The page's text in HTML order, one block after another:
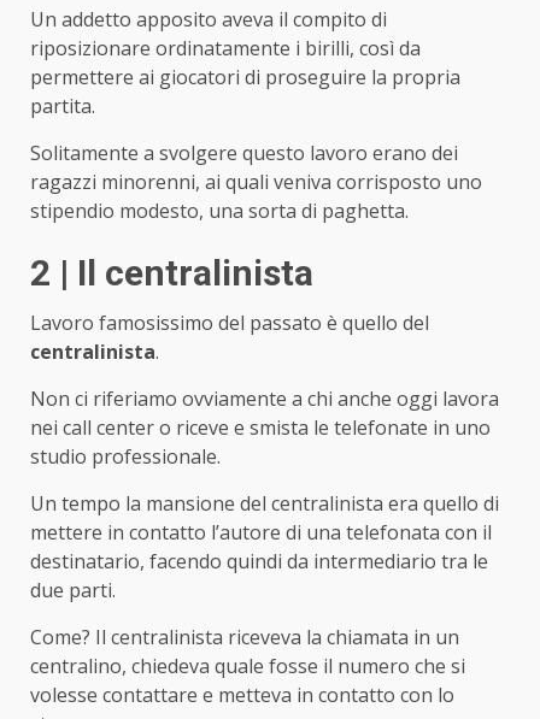
Un addetto apposito aveva il compito di
riposizionare ordinatamente i birilli, così da
permettere ai giocatori di proseguire la propria
partita.
Solitamente a svolgere questo lavoro erano dei
ragazzi minorenni, ai quali veniva corrisposto uno
stipendio modesto, una sorta di paghetta.
2 | Il centralinista
Lavoro famosissimo del passato è quello del
centralinista.
Non ci riferiamo ovviamente a chi anche oggi lavora
nei call center o riceve e smista le telefonate in uno
studio professionale.
Un tempo la mansione del centralinista era quello di
mettere in contatto l’autore di una telefonata con il
destinatario, facendo quindi da intermediario tra le
due parti.
Come? Il centralinista riceveva la chiamata in un
centralino, chiedeva quale fosse il numero che si
volesse contattare e metteva in contatto con lo